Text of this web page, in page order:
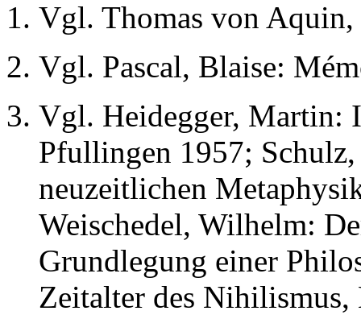
Vgl. Thomas von
Vgl. Pascal, Blaise:
Vgl. Heidegger, Martin:
Pfullingen 1957;
neuzeitlichen
Weischedel, Wilhelm:
Grundlegung einer
Zeitalter des